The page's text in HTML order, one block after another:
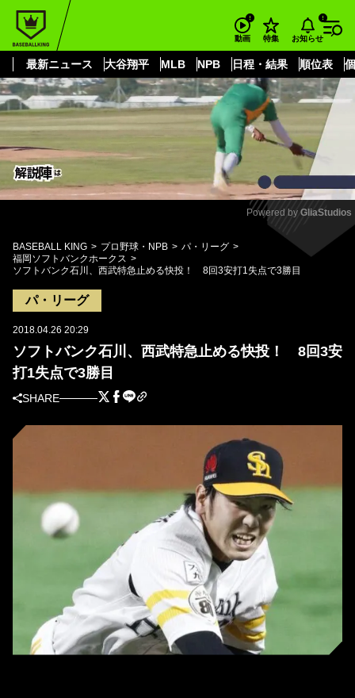
動画 特集 お知らせ
最新ニュース 大谷翔平 MLB NPB 日程・結果 順位表
もっと見る
Mute
Powered by GliaStudios
BASEBALL KING プロ野球・NPB
パ・リーグ
福岡ソフトバンクホークス
ソフトバンク石川、西武特急止める快投！ 8回3安打1失点で3勝目
パ・リーグ
2018.04.26 20:29
ソフトバンク石川、西武特急止める快投！ 8回3安
打1失点で3勝目
SHARE